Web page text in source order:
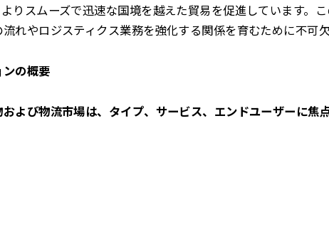
りスムーズで迅速な国境を越えた貿易を促進しています。
れやロジスティクス業務を強化する関係を育むために不可欠
の概要
よび物流市場は、タイプ、サービス、エンドユーザーに焦